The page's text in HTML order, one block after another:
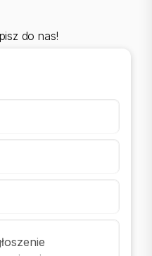
do nas!